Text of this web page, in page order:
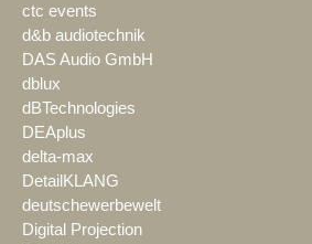
ctc events
d&b audiotechnik
DAS Audio GmbH
dblux
dBTechnologies
DEAplus
delta-max
DetailKLANG
deutschewerbewelt
Digital Projection